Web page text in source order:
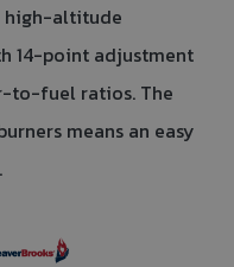
high-altitude
14-point adjustment
to-fuel ratios. The
means an easy